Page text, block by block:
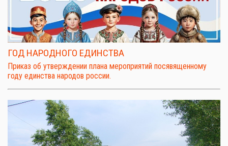
ГОД НАРОДНОГО ЕДИНСТВА
Приказ об утверждении плана мероприятий посявященному
году единства народов россии.